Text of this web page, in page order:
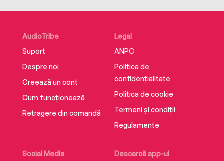
AudioTribe
Suport
Despre noi
Creează un cont
Cum funcționează
Retragere din comandă
Social Media
Descarcă app-ul
Legal
ANPC
Politica de
confidențialitate
Politica de cookie
Termeni și condiții
Regulamente